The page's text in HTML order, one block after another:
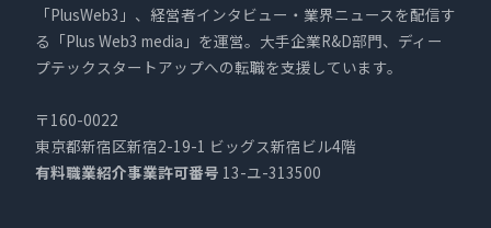
「PlusWeb3」、経営者インタビュー・業界ニュースを配信す
る「Plus Web3 media」を運営。大手企業R&D部門、ディー
プテックスタートアップへの転職を支援しています。
〒160-0022
東京都新宿区新宿2-19-1 ビッグス新宿ビル4階
有料職業紹介事業許可番号 13-ユ-313500